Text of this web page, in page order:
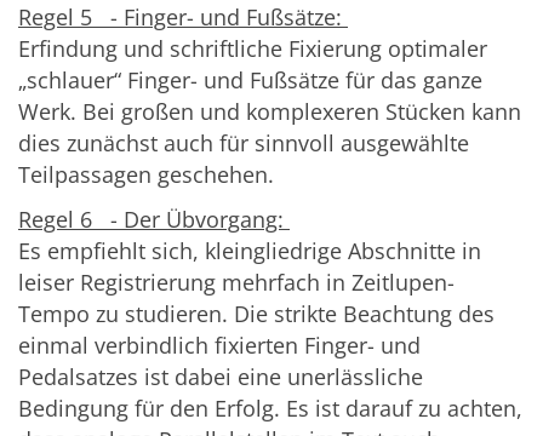
Regel 5 - Finger- und Fußsätze:
Erfindung und schriftliche Fixierung optimaler
„schlauer“ Finger- und Fußsätze für das ganze
Werk. Bei großen und komplexeren Stücken kann
dies zunächst auch für sinnvoll ausgewählte
Teilpassagen geschehen.
Regel 6 - Der Übvorgang:
Es empfiehlt sich, kleingliedrige Abschnitte in
leiser Registrierung mehrfach in Zeitlupen-
Tempo zu studieren. Die strikte Beachtung des
einmal verbindlich fixierten Finger- und
Pedalsatzes ist dabei eine unerlässliche
Bedingung für den Erfolg. Es ist darauf zu achten,